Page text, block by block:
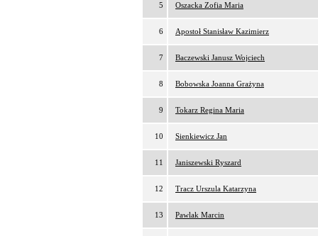
5 Oszacka Zofia Maria
6 Apostoł Stanisław Kazimierz
7 Baczewski Janusz Wojciech
8 Bobowska Joanna Grażyna
9 Tokarz Regina Maria
10 Sienkiewicz Jan
11 Janiszewski Ryszard
12 Tracz Urszula Katarzyna
13 Pawlak Marcin